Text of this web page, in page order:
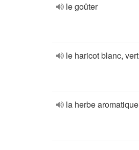
le goûter
le haricot blanc, vert
la herbe aromatique